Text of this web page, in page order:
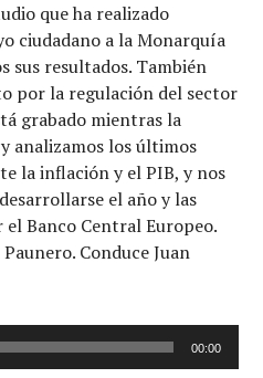
que ha realizado
ciudadano a la Monarquía
sus resultados. También
por la regulación del sector
grabado mientras la
analizamos los últimos
la inflación y el PIB, y nos
el año y las
Banco Central Europeo.
Conduce Juan
00:00